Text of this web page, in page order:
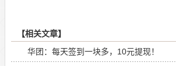
【相关文章】
华团：每天签到一块多，10元提现！